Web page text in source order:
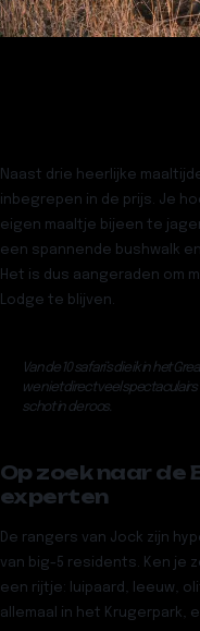
Naast drie heerlijke
inbegrepen in de prijs. Je
eigen maaltje bijeen te
een spannende bushwalk
Het is dus aangeraden om
Lodge te blijven.
Van de 10 safari’s die ik in het
we niet direct veel spectaculairs
schot in de roos.
Op zoek naar de
experten
De rangers van Jock zijn
van big-5 residents. Ken je
een rijtje: luipaard, leeuw,
allemaal in het Krugerpark,